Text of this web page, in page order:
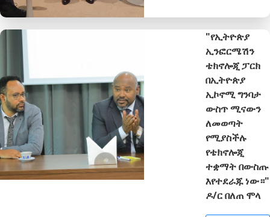
"የኢትዮጵያ
ኢንፎርሜሽን
ቴክኖሎጂ ፓርክ
በኢትዮጵያ
ኢኮኖሚ ግንባታ
ውስጥ ሚናውን
ለመወጣት
የሚያስችሉ
የቴክኖሎጂ
ተቋማት በውስጡ
እየተደራጁ ነው።"
ዶ/ር በለጠ ሞላ